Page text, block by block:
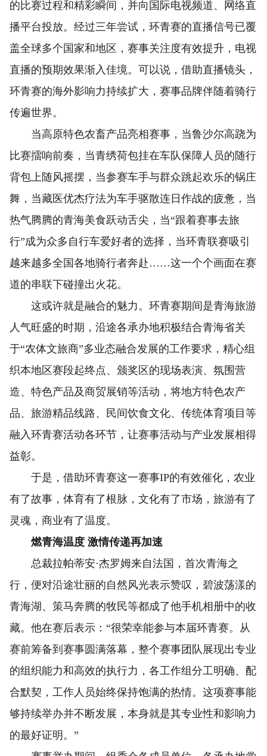
的比赛过程和精彩瞬间，并向国际电视频道、网络直
播平台投放。经过三年尝试，环青赛的直播信号已覆
盖全球多个国家和地区，赛事关注度有效提升，电视
直播的预期效果渐入佳境。可以说，借助直播镜头，
环青赛的海外影响力持续扩大，赛事品牌伴随着骑行
传遍世界。
当高原特色农畜产品亮相赛事，当鲁沙尔高跷为
比赛擂响前奏，当青绣荷包挂在车队保障人员的随行
背包上随风摇摆，当参赛车手与群众跳起欢乐的锅庄
舞，当藏医优杰疗法为车手驱散连日作战的疲惫，当
热气腾腾的青海美食跃动舌尖，当“跟着赛事去旅
行”成为众多自行车爱好者的选择，当环青联赛吸引
越来越多全国各地骑行者奔赴……这一个个画面在赛
道的串联下碰撞出火花。
这或许就是融合的魅力。环青赛期间是青海旅游
人气旺盛的时期，沿途各承办地积极结合青海省关
于“农体文旅商”多业态融合发展的工作要求，精心组
织本地区赛段起终点、颁奖区的现场表演、氛围营
造、特色产品及商贸展销等活动，将地方特色农产
品、旅游精品线路、民间饮食文化、传统体育项目等
融入环青赛活动各环节，让赛事活动与产业发展相得
益彰。
于是，借助环青赛这一赛事IP的有效催化，农业
有了故事，体育有了根脉，文化有了市场，旅游有了
灵魂，商业有了温度。
燃青海温度 激情传递再加速
总裁拉帕蒂安·杰罗姆来自法国，首次青海之
行，便对沿途壮丽的自然风光表示赞叹，碧波荡漾的
青海湖、策马奔腾的牧民等都成了他手机相册中的收
藏。他在赛后表示：“很荣幸能参与本届环青赛。从
赛前筹备到赛事圆满落幕，整个赛事团队展现出专业
的组织能力和高效的执行力，各工作组分工明确、配
合默契，工作人员始终保持饱满的热情。这项赛事能
够持续举办并不断发展，本身就是其专业性和影响力
的最好证明。”